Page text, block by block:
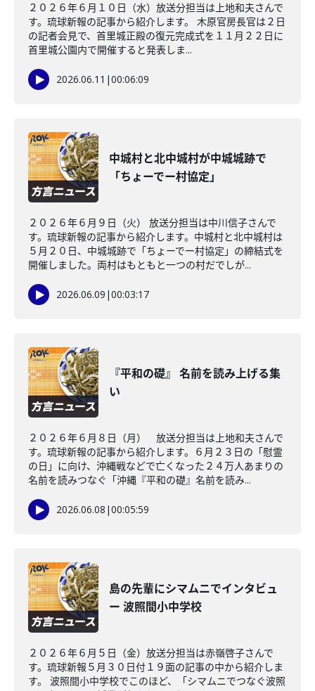
２０２６年６月１０日（水）放送分担当は上地和夫さんで
す。琉球新報の記事から紹介します。 木原官房長官は２日
の記者会見で、首里城正殿の復元完成式を１１月２２日に
首里城公園内で開催すると発表しま...
2026.06.11 |00:06:09
中城村と北中城村が中城城跡で
「ちょーでー村協定」
２０２６年６月９日（火） 放送分担当は中川信子さんで
す。琉球新報の記事から紹介します。中城村と北中城村は
５月２０日、中城城跡で「ちょーでー村協定」の締結式を
開催しました。両村はもともと一つの村だでしが...
2026.06.09 |00:03:17
『平和の礎』 名前を読み上げる集
い
２０２６年６月８日（月） 放送分担当は上地和夫さんで
す。琉球新報の記事から紹介します。６月２３日の「慰霊
の日」に向け、沖縄戦などで亡くなった２４万人あまりの
名前を読みつなぐ「沖縄『平和の礎』名前を読み...
2026.06.08 |00:05:59
島の先輩にシマムニでインタビュ
ー 波照間小中学校
２０２６年６月５日（金）放送分担当は赤嶺啓子さんで
す。琉球新報５月３０日付１９面の記事の中から紹介しま
す。 波照間小中学校でこのほど、「シマムニでつなぐ波照